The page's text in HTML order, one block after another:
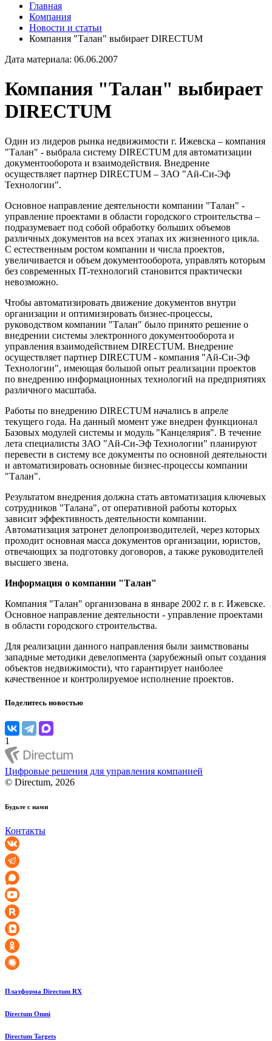
Главная
Компания
Новости и статьи
Компания "Талан" выбирает DIRECTUM
Дата материала: 06.06.2007
Компания "Талан" выбирает
DIRECTUM
Один из лидеров рынка недвижимости г. Ижевска – компания
"Талан" - выбрала систему DIRECTUM для автоматизации
документооборота и взаимодействия. Внедрение
осуществляет партнер DIRECTUM – ЗАО "Ай-Си-Эф
Технологии".
Основное направление деятельности компании "Талан" -
управление проектами в области городского строительства –
подразумевает под собой обработку больших объемов
различных документов на всех этапах их жизненного цикла.
С естественным ростом компании и числа проектов,
увеличивается и объем документооборота, управлять которым
без современных IT-технологий становится практически
невозможно.
Чтобы автоматизировать движение документов внутри
организации и оптимизировать бизнес-процессы,
руководством компании "Талан" было принято решение о
внедрении системы электронного документооборота и
управления взаимодействием DIRECTUM. Внедрение
осуществляет партнер DIRECTUM - компания "Ай-Си-Эф
Технологии", имеющая большой опыт реализации проектов
по внедрению информационных технологий на предприятиях
различного масштаба.
Работы по внедрению DIRECTUM начались в апреле
текущего года. На данный момент уже внедрен функционал
Базовых модулей системы и модуль "Канцелярия". В течение
лета специалисты ЗАО "Ай-Си-Эф Технологии" планируют
перевести в систему все документы по основной деятельности
и автоматизировать основные бизнес-процессы компании
"Талан".
Результатом внедрения должна стать автоматизация ключевых
сотрудников "Талана", от оперативной работы которых
зависит эффективность деятельности компании.
Автоматизация затронет делопроизводителей, через которых
проходит основная масса документов организации, юристов,
отвечающих за подготовку договоров, а также руководителей
высшего звена.
Информация о компании "Талан"
Компания "Талан" организована в январе 2002 г. в г. Ижевске.
Основное направление деятельности - управление проектами
в области городского строительства.
Для реализации данного направления были заимствованы
западные методики девелопмента (зарубежный опыт создания
объектов недвижимости), что гарантирует наиболее
качественное и контролируемое исполнение проектов.
Поделитесь новостью
1
Цифровые решения для управления компанией
© Directum, 2026
Будьте с нами
Контакты
Платформа Directum RX
Directum Omni
Directum Targets